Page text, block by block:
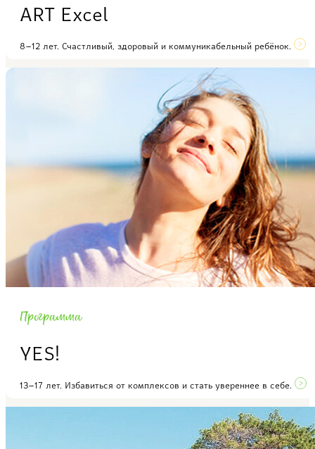
ART Excel
8–12 лет. Счастливый, здоровый и коммуникабельный ребёнок.
Программа
YES!
13–17 лет. Избавиться от комплексов и стать увереннее в себе.